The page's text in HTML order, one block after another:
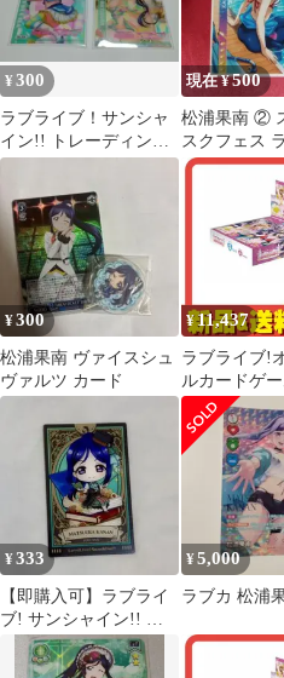
¥300
ラブライブ！サンシャ
イン!! トレーディング
カード 松浦果南 2枚
現在 ¥500
松浦果南 ②
スクフェス
サンシャイン
¥300
松浦果南 ヴァイスシュ
ヴァルツ カード
¥11,437
ラブライブ!
ルカードゲー
ターパック
MOMENT 10
BOX 2個セッ
¥333
【即購入可】ラブライ
ブ! サンシャイン!! 松
浦果南 アクリルカー
¥5,000
ラブカ 松浦